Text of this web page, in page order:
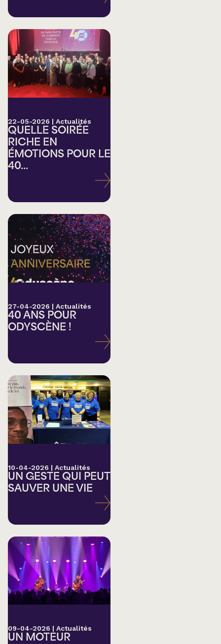
22-05-2026 | Actualités
QUELLE SOIRÉE
RICHE EN
ÉMOTIONS POUR LE
40...
27-04-2026 | Actualités
40 ANS POUR
ODYSCÈNE !
10-04-2026 | Actualités
UN GESTE QUI PEUT
SAUVER UNE VIE
09-04-2026 | Actualités
UN MOTEUR